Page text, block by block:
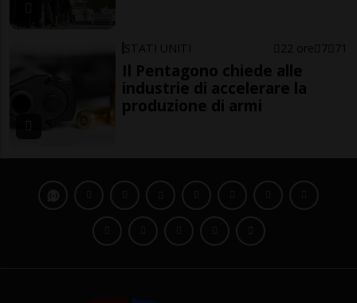
STATI UNITI 22 ore 7 71
Il Pentagono chiede alle
industrie di accelerare la
produzione di armi